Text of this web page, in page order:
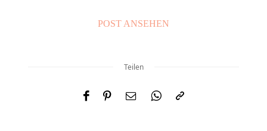
POST ANSEHEN
Teilen